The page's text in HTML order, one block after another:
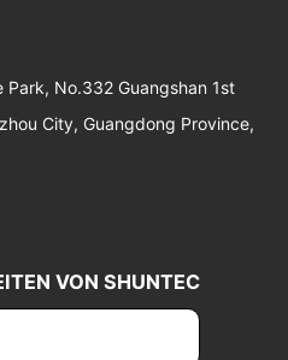
Park, No.332 Guangshan 1st
City, Guangdong Province,
VON SHUNTEC